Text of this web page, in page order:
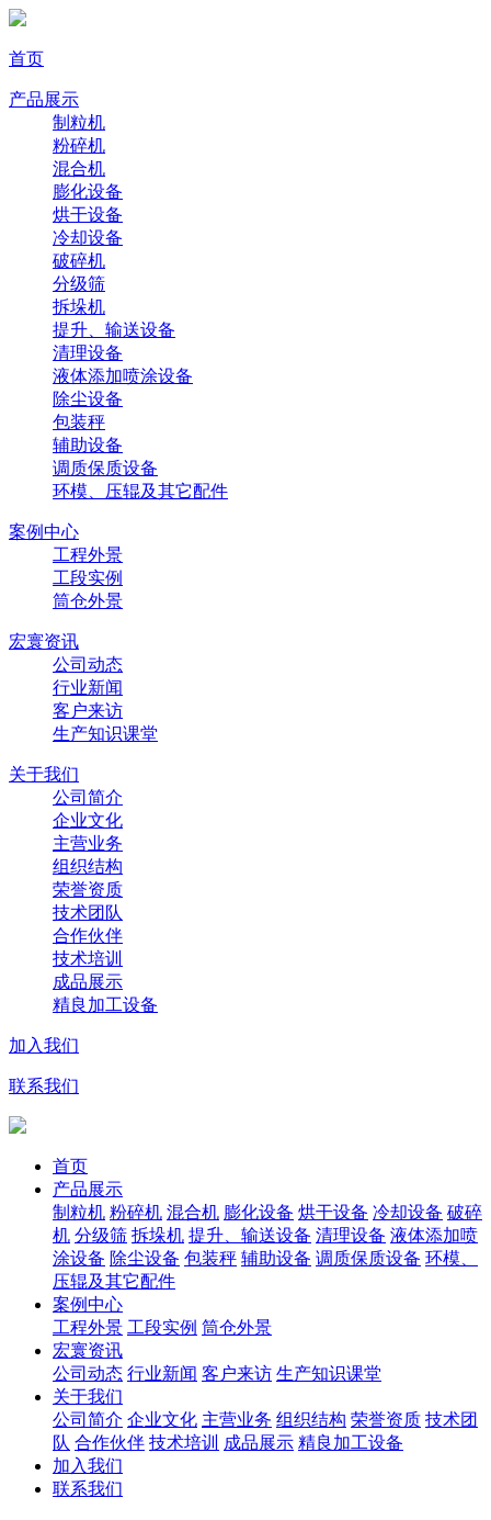
首页
产品展示
制粒机
粉碎机
混合机
膨化设备
烘干设备
冷却设备
破碎机
分级筛
拆垛机
提升、输送设备
清理设备
液体添加喷涂设备
除尘设备
包装秤
辅助设备
调质保质设备
环模、压辊及其它配件
案例中心
工程外景
工段实例
筒仓外景
宏寰资讯
公司动态
行业新闻
客户来访
生产知识课堂
关于我们
公司简介
企业文化
主营业务
组织结构
荣誉资质
技术团队
合作伙伴
技术培训
成品展示
精良加工设备
加入我们
联系我们
首页
产品展示
制粒机 粉碎机 混合机 膨化设备 烘干设备 冷却设备 破碎
机 分级筛 拆垛机 提升、输送设备 清理设备 液体添加喷
涂设备 除尘设备 包装秤 辅助设备 调质保质设备 环模、
压辊及其它配件
案例中心
工程外景 工段实例 筒仓外景
宏寰资讯
公司动态 行业新闻 客户来访 生产知识课堂
关于我们
公司简介 企业文化 主营业务 组织结构 荣誉资质 技术团
队 合作伙伴 技术培训 成品展示 精良加工设备
加入我们
联系我们